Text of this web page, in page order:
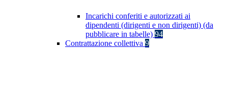
Incarichi conferiti e autorizzati ai
dipendenti (dirigenti e non dirigenti) (da
pubblicare in tabelle) 94
Contrattazione collettiva 9